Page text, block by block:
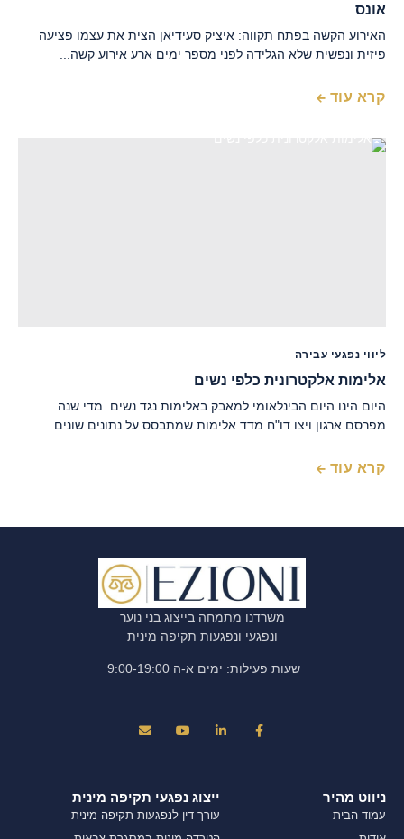
אונס
האירוע הקשה בפתח תקווה: איציק סעידיאן הצית את עצמו פציעה
פיזית ונפשית שלא הגלידה לפני מספר ימים ארע אירוע קשה...
קרא עוד
ליווי נפגעי עבירה
אלימות אלקטרונית כלפי נשים
היום הינו היום הבינלאומי למאבק באלימות נגד נשים. מדי שנה
מפרסם ארגון ויצו דו"ח מדד אלימות שמתבסס על נתונים שונים...
קרא עוד
משרדנו מתמחה בייצוג בני נוער
ונפגעי ונפגעות תקיפה מינית
שעות פעילות: ימים א-ה 9:00-19:00
ניווט מהיר
עמוד הבית
ייצוג נפגעי תקיפה מינית
עורך דין לנפגעות תקיפה מינית